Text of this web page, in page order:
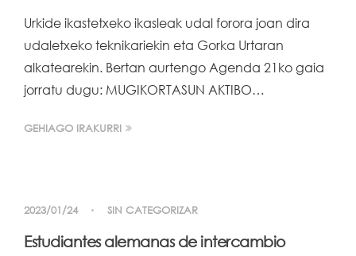
Urkide ikastetxeko ikasleak udal forora joan dira
udaletxeko teknikariekin eta Gorka Urtaran
alkatearekin. Bertan aurtengo Agenda 21ko gaia
jorratu dugu: MUGIKORTASUN AKTIBO…
GEHIAGO IRAKURRI
2023/01/24 SIN CATEGORIZAR
Estudiantes alemanas de intercambio